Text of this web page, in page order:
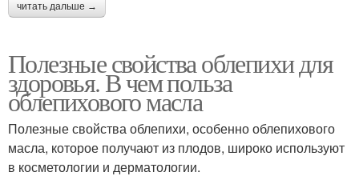
читать дальше →
Полезные свойства облепихи для
здоровья. В чем польза
облепихового масла
Полезные свойства облепихи, особенно облепихового
масла, которое получают из плодов, широко используют
в косметологии и дерматологии.